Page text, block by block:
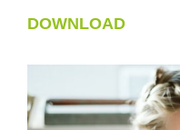
DOWNLOAD